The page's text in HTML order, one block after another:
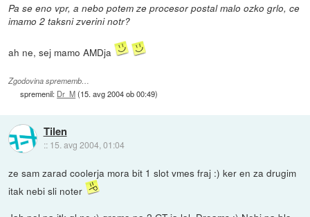
Pa se eno vpr, a nebo potem ze procesor postal malo ozko grlo, ce
imamo 2 taksni zverini notr?
ah ne, sej mamo AMDja
Zgodovina sprememb…
spremenil: Dr_M(15. avg 2004 ob 00:49)
Tilen
:: 15. avg 2004, 01:04
ze sam zarad coolerja mora bit 1 slot vmes fraj :) ker en za drugim
itak nebi sli noter